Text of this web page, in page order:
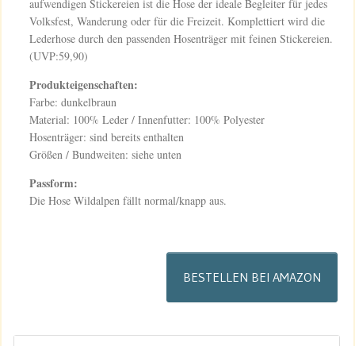
aufwendigen Stickereien ist die Hose der ideale Begleiter für jedes
Volksfest, Wanderung oder für die Freizeit. Komplettiert wird die
Lederhose durch den passenden Hosenträger mit feinen Stickereien.
(UVP:59,90)
Produkteigenschaften:
Farbe: dunkelbraun
Material: 100% Leder / Innenfutter: 100% Polyester
Hosenträger: sind bereits enthalten
Größen / Bundweiten: siehe unten
Passform:
Die Hose Wildalpen fällt normal/knapp aus.
BESTELLEN BEI AMAZON